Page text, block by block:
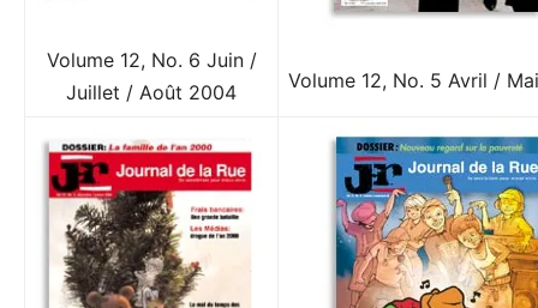
Volume 12, No. 6 Juin /
Juillet / Août 2004
Volume 12, No. 5 Avril /